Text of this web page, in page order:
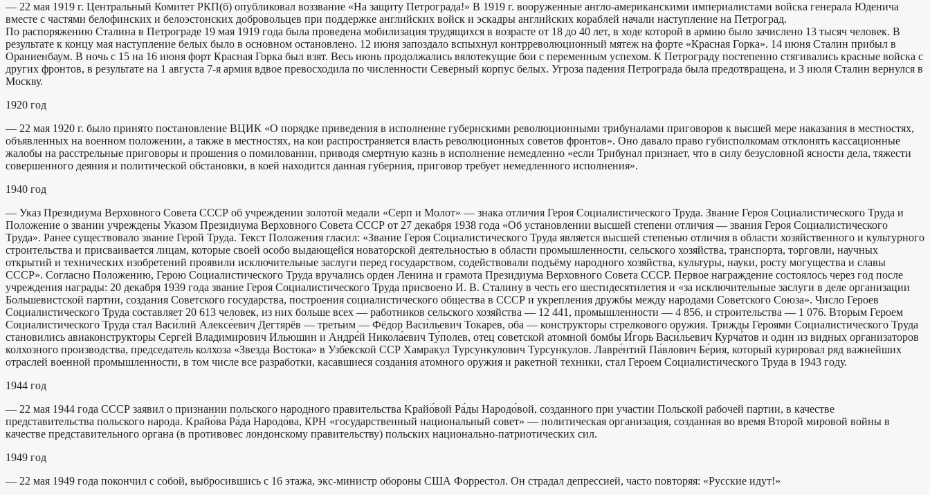
— 22 мая 1919 г. Центральный Комитет РКП(б) опубликовал воззвание «На защиту Петрограда!» В 1919 г. вооруженные англо-американскими империалистами войска генерала Юденича
вместе с частями белофинских и белоэстонских добровольцев при поддержке английских войск и эскадры английских кораблей начали наступление на Петроград.
По распоряжению Сталина в Петрограде 19 мая 1919 года была проведена мобилизация трудящихся в возрасте от 18 до 40 лет, в ходе которой в армию было зачислено 13 тысяч человек. В
результате к концу мая наступление белых было в основном остановлено. 12 июня запоздало вспыхнул контрреволюционный мятеж на форте «Красная Горка». 14 июня Сталин прибыл в
Ораниенбаум. В ночь с 15 на 16 июня форт Красная Горка был взят. Весь июнь продолжались вялотекущие бои с переменным успехом. К Петрограду постепенно стягивались красные войска с
других фронтов, в результате на 1 августа 7-я армия вдвое превосходила по численности Северный корпус белых. Угроза падения Петрограда была предотвращена, и 3 июля Сталин вернулся в
Москву.
1920 год
— 22 мая 1920 г. было принято постановление ВЦИК «О порядке приведения в исполнение губернскими революционными трибуналами приговоров к высшей мере наказания в местностях,
объявленных на военном положении, а также в местностях, на кои распространяется власть революционных советов фронтов». Оно давало право губисполкомам отклонять кассационные
жалобы на расстрельные приговоры и прошения о помиловании, приводя смертную казнь в исполнение немедленно «если Трибунал признает, что в силу безусловной ясности дела, тяжести
совершенного деяния и политической обстановки, в коей находится данная губерния, приговор требует немедленного исполнения».
1940 год
— Указ Президиума Верховного Совета СССР об учреждении золотой медали «Серп и Молот» — знака отличия Героя Социалистического Труда. Звание Героя Социалистического Труда и
Положение о звании учреждены Указом Президиума Верховного Совета СССР от 27 декабря 1938 года «Об установлении высшей степени отличия — звания Героя Социалистического
Труда». Ранее существовало звание Герой Труда. Текст Положения гласил: «Звание Героя Социалистического Труда является высшей степенью отличия в области хозяйственного и культурного
строительства и присваивается лицам, которые своей особо выдающейся новаторской деятельностью в области промышленности, сельского хозяйства, транспорта, торговли, научных
открытий и технических изобретений проявили исключительные заслуги перед государством, содействовали подъёму народного хозяйства, культуры, науки, росту могущества и славы
СССР». Согласно Положению, Герою Социалистического Труда вручались орден Ленина и грамота Президиума Верховного Совета СССР. Первое награждение состоялось через год после
учреждения награды: 20 декабря 1939 года звание Героя Социалистического Труда присвоено И. В. Сталину в честь его шестидесятилетия и «за исключительные заслуги в деле организации
Большевистской партии, создания Советского государства, построения социалистического общества в СССР и укрепления дружбы между народами Советского Союза». Число Героев
Социалистического Труда составляет 20 613 человек, из них больше всех — работников сельского хозяйства — 12 441, промышленности — 4 856, и строительства — 1 076. Вторым Героем
Социалистического Труда стал Васи́лий Алексе́евич Дегтярёв — третьим — Фёдор Васи́льевич Токарев, оба — конструкторы стрелкового оружия. Трижды Героями Социалистического Труда
становились авиаконструкторы Сергей Владимирович Ильюшин и Андре́й Никола́евич Ту́полев, отец советской атомной бомбы И́горь Васи́льевич Курча́тов и один из видных организаторов
колхозного производства, председатель колхоза «Звезда Востока» в Узбекской ССР Хамракул Турсункулович Турсункулов. Лавре́нтий Па́влович Бе́рия, который курировал ряд важнейших
отраслей военной промышленности, в том числе все разработки, касавшиеся создания атомного оружия и ракетной техники, стал Героем Социалистического Труда в 1943 году.
1944 год
— 22 мая 1944 года СССР заявил о признании польского народного правительства Kрайо́вой Ра́ды Народо́вой, созданного при участии Польской рабочей партии, в качестве
представительства польского народа. Kрайо́ва Ра́да Народо́ва, КРН «государственный национальный совет» — политическая организация, созданная во время Второй мировой войны в
качестве представительного органа (в противовес лондонскому правительству) польских национально-патриотических сил.
1949 год
— 22 мая 1949 года покончил с собой, выбросившись с 16 этажа, экс-министр обороны США Форрестол. Он страдал депрессией, часто повторяя: «Русские идут!»